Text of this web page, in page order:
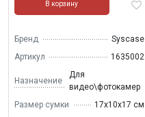
В корзину
Бренд
Syscase
Артикул
1635002
Назначение
Для
видео\фотокамер
Размер сумки
17х10х17 см